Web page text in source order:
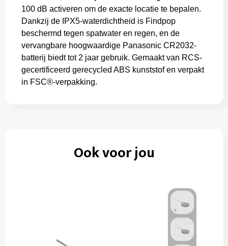
100 dB activeren om de exacte locatie te bepalen.
Dankzij de IPX5-waterdichtheid is Findpop
beschermd tegen spatwater en regen, en de
vervangbare hoogwaardige Panasonic CR2032-
batterij biedt tot 2 jaar gebruik. Gemaakt van RCS-
gecertificeerd gerecycled ABS kunststof en verpakt
in FSC®-verpakking.
Ook voor jou